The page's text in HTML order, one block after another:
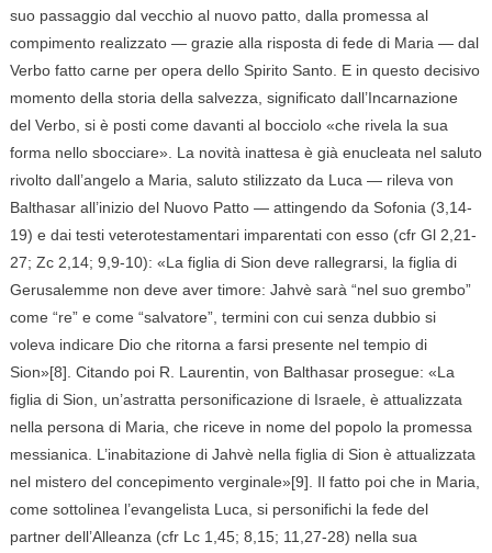
suo passaggio dal vecchio al nuovo patto, dalla promessa al
compimento realizzato — grazie alla risposta di fede di Maria — dal
Verbo fatto carne per opera dello Spirito Santo. E in questo decisivo
momento della storia della salvezza, significato dall’Incarnazione
del Verbo, si è posti come davanti al bocciolo «che rivela la sua
forma nello sbocciare». La novità inattesa è già enucleata nel saluto
rivolto dall’angelo a Maria, saluto stilizzato da Luca — rileva von
Balthasar all’inizio del Nuovo Patto — attingendo da Sofonia (3,14-
19) e dai testi veterotestamentari imparentati con esso (cfr Gl 2,21-
27; Zc 2,14; 9,9-10): «La figlia di Sion deve rallegrarsi, la figlia di
Gerusalemme non deve aver timore: Jahvè sarà “nel suo grembo”
come “re” e come “salvatore”, termini con cui senza dubbio si
voleva indicare Dio che ritorna a farsi presente nel tempio di
Sion»[8]. Citando poi R. Laurentin, von Balthasar prosegue: «La
figlia di Sion, un’astratta personificazione di Israele, è attualizzata
nella persona di Maria, che riceve in nome del popolo la promessa
messianica. L’inabitazione di Jahvè nella figlia di Sion è attualizzata
nel mistero del concepimento verginale»[9]. Il fatto poi che in Maria,
come sottolinea l’evangelista Luca, si personifichi la fede del
partner dell’Alleanza (cfr Lc 1,45; 8,15; 11,27-28) nella sua